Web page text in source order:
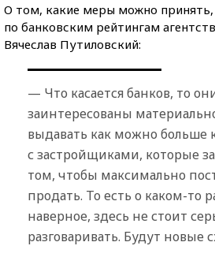
О том, какие меры можно
по банковским рейтингам
Вячеслав Путиловский:
— Что касается банков, то
заинтересованы
выдавать как можно больше
с застройщиками, которые
том, чтобы максимально
продать. То есть о каком-то
наверное, здесь не стоит
разговаривать. Будут новые